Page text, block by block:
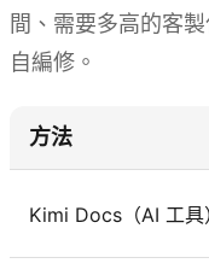
間、需要多高的客
自編修。
方法
Kimi Docs（AI 工具